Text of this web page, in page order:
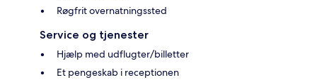
Røgfrit overnatningssted
Service og tjenester
Hjælp med udflugter/billetter
Et pengeskab i receptionen